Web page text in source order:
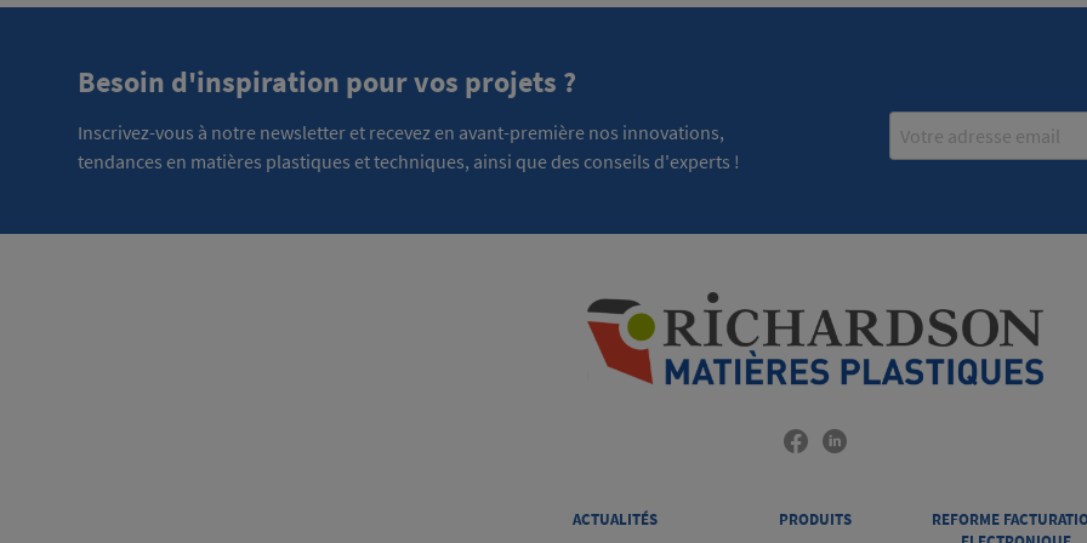
Besoin d'inspiration pour vos projets ?
Inscrivez-vous à notre newsletter et recevez en avant-première nos innovations,
tendances en matières plastiques et techniques, ainsi que des conseils d'experts !
Email
ACTUALITÉS
PRODUITS
REFORME